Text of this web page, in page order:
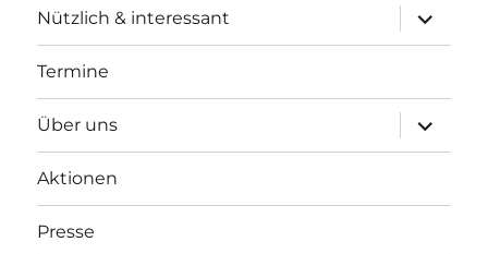
Nützlich & interessant
anzeigen
Termine
Über uns
anzeigen
Aktionen
Presse